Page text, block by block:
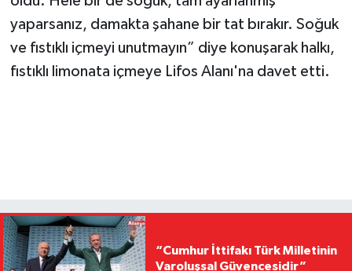
yaparsanız, damakta şahane bir tat bırakır. Soğuk
ve fıstıklı içmeyi unutmayın” diye konuşarak halkı,
fıstıklı limonata içmeye Lifos Alanı'na davet etti.
“Cumhur İttifakı Türk Milletinin
Varoluşsal Güvencesidir”